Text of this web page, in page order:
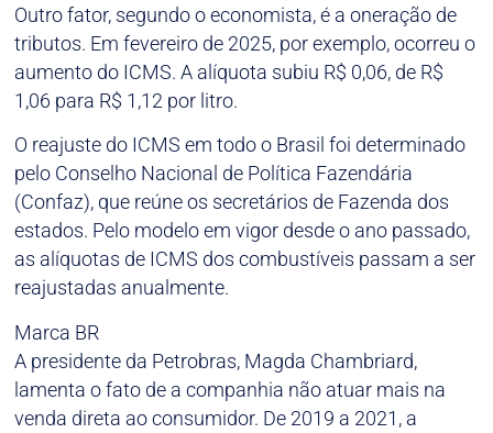
Outro fator, segundo o economista, é a oneração de
tributos. Em fevereiro de 2025, por exemplo, ocorreu o
aumento do ICMS. A alíquota subiu R$ 0,06, de R$
1,06 para R$ 1,12 por litro.
O reajuste do ICMS em todo o Brasil foi determinado
pelo Conselho Nacional de Política Fazendária
(Confaz), que reúne os secretários de Fazenda dos
estados. Pelo modelo em vigor desde o ano passado,
as alíquotas de ICMS dos combustíveis passam a ser
reajustadas anualmente.
Marca BR
A presidente da Petrobras, Magda Chambriard,
lamenta o fato de a companhia não atuar mais na
venda direta ao consumidor. De 2019 a 2021, a